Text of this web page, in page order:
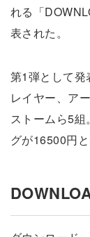
れる「
表された。
第1弾として発
レイヤー、ア
ストームら5
グが16500円と